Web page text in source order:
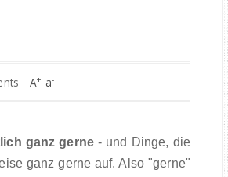
A+ a-
ganz gerne - und Dinge, die
ganz gerne auf. Also "gerne"